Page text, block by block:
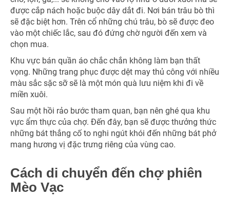
được cắp nách hoặc buộc dây dắt đi. Nơi bán trâu bò thì
sẽ đặc biệt hơn. Trên cổ những chú trâu, bò sẽ được đeo
vào một chiếc lắc, sau đó đứng chờ người đến xem và
chọn mua.
Khu vực bán quần áo chắc chắn không làm bạn thất
vọng. Những trang phục được dệt may thủ công với nhiều
màu sắc sặc sỡ sẽ là một món quà lưu niệm khi đi về
miền xuôi.
Sau một hồi rảo bước tham quan, bạn nên ghé qua khu
vực ẩm thực của chợ. Đến đây, bạn sẽ được thưởng thức
những bát thắng cố to nghi ngút khói đến những bát phở
mang hương vị đặc trưng riêng của vùng cao.
Cách di chuyển đến chợ phiên
Mèo Vạc